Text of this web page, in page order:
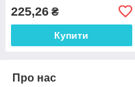
225,26 ₴
Купити
Про нас